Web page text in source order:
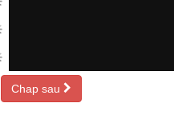
Chap sau